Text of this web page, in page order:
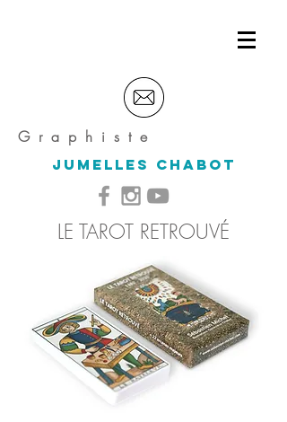
G r a p h i s t e
Jumelles CHABOT
LE TAROT RETROUVÉ